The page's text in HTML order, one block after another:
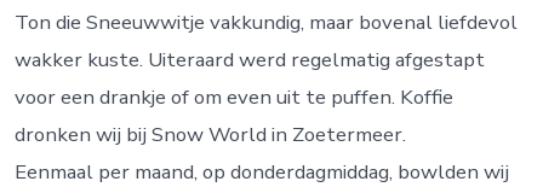
Ton die Sneeuwwitje vakkundig, maar bovenal liefdevol
wakker kuste. Uiteraard werd regelmatig afgestapt
voor een drankje of om even uit te puffen. Koffie
dronken wij bij Snow World in Zoetermeer.
Eenmaal per maand, op donderdagmiddag, bowlden wij